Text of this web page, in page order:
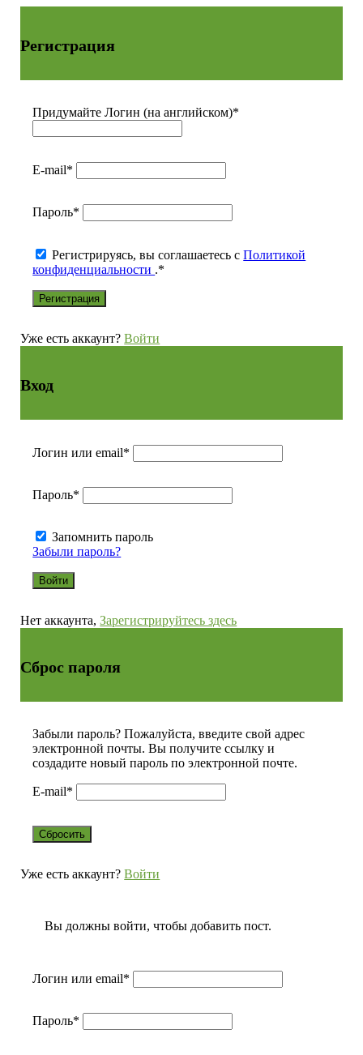
Регистрация
Придумайте Логин (на английском)*
E-mail*
Пароль*
Регистрируясь, вы соглашаетесь сПолитикой
конфиденциальности .*
Уже есть аккаунт?Войти
Вход
Логин или email*
Пароль*
Запомнить пароль
Забыли пароль?
Нет аккаунта,Зарегистрируйтесь здесь
Сброс пароля
Забыли пароль? Пожалуйста, введите свой адрес
электронной почты. Вы получите ссылку и
создадите новый пароль по электронной почте.
E-mail*
Уже есть аккаунт?Войти
Вы должны войти, чтобы добавить пост.
Логин или email*
Пароль*